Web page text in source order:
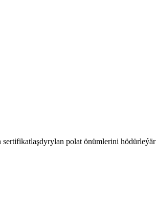
polat önümlerini hödürleýär